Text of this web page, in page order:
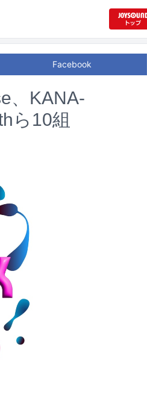
Facebook
、KANA-
ら10組